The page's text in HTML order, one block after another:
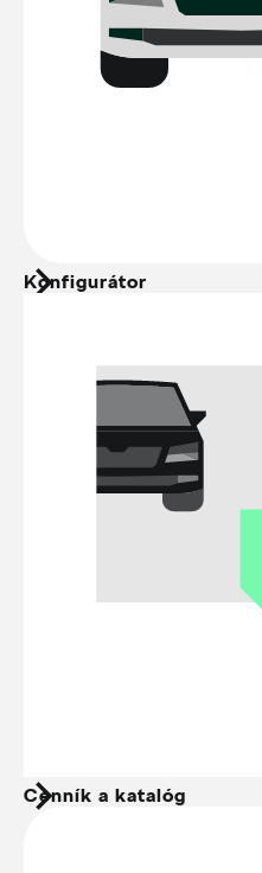
Konfigurátor
Cenník a katalóg